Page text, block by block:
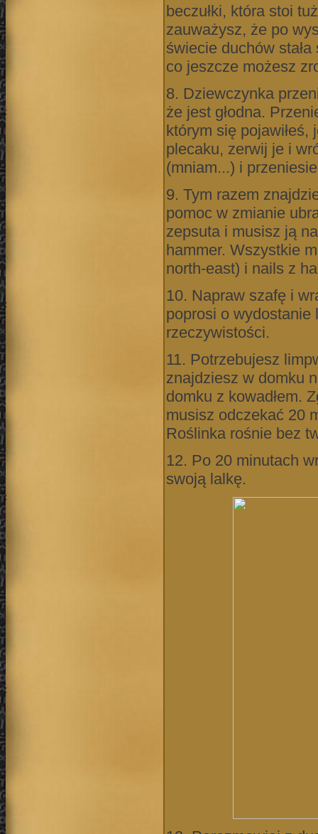
beczułki, która stoi
zauważysz, że po
świecie duchów
co jeszcze możesz
8. Dziewczynka
że jest głodna.
którym się
plecaku, zerwij je i
(mniam...) i
9. Tym razem
pomoc w zmianie
zepsuta i musisz ją
hammer. Wszystkie
north-east) i nails z
10. Napraw szafę i
poprosi o
rzeczywistości.
11. Potrzebujesz
znajdziesz w domku
domku z kowadłem.
musisz odczekać 20
Roślinka rośnie bez
12. Po 20 minutach
swoją lalkę.